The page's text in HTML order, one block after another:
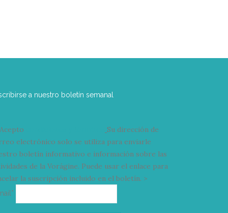
a nuestro boletín semanal
Acepto
Su dirección de
electrónico solo se utiliza para enviarle
boletín informativo e información sobre las
de la Vorágine. Puede usar el enlace para
la suscripción incluido en el boletín. >
electrónico